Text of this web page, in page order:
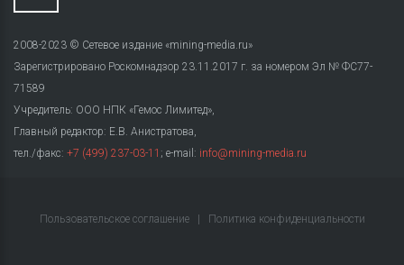
2008-2023 © Сетевое издание «mining-media.ru»
Зарегистрировано Роскомнадзор 23.11.2017 г. за номером Эл № ФС77-
71589
Учредитель: ООО НПК «Гемос Лимитед»,
Главный редактор: Е.В. Анистратова,
тел./факс: +7 (499) 237-03-11 ; e-mail: info@mining-media.ru
Пользовательское соглашение Политика конфиденциальности